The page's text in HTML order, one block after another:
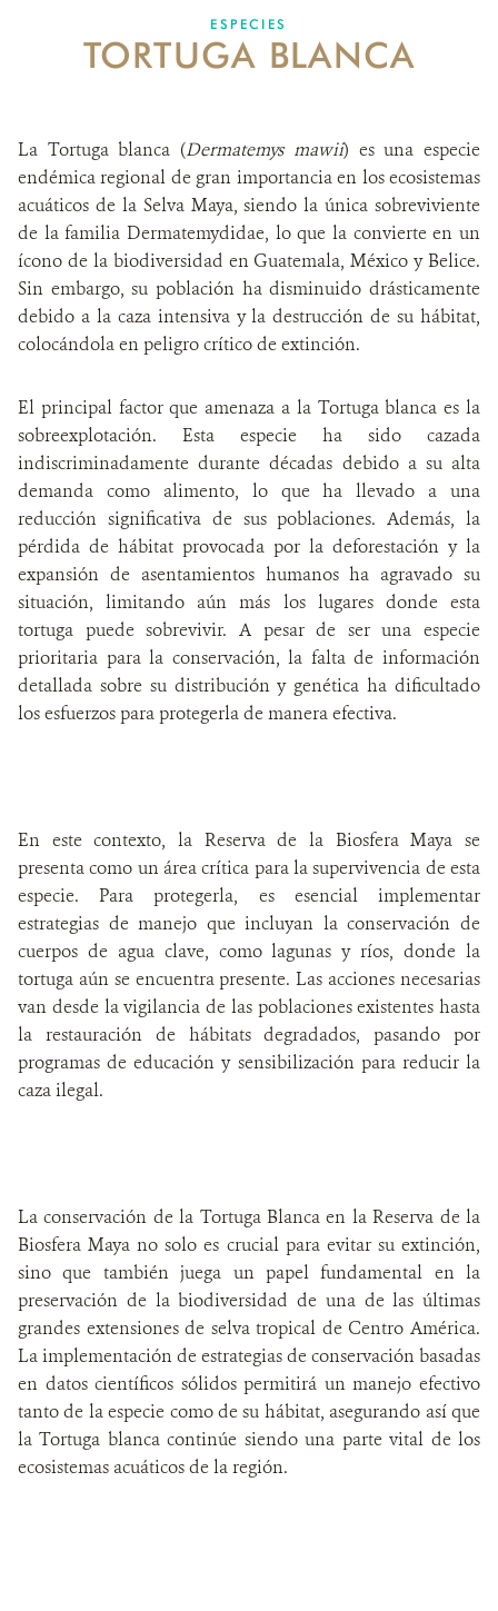
SOBRE NOSOTROS
DONA
ESPECIES
TORTUGA BLANCA
La Tortuga blanca (Dermatemys mawii) es una especie
endémica regional de gran importancia en los ecosistemas
acuáticos de la Selva Maya, siendo la única sobreviviente
de la familia Dermatemydidae, lo que la convierte en un
ícono de la biodiversidad en Guatemala, México y Belice.
Sin embargo, su población ha disminuido drásticamente
debido a la caza intensiva y la destrucción de su hábitat,
colocándola en peligro crítico de extinción.
El principal factor que amenaza a la Tortuga blanca es la
sobreexplotación. Esta especie ha sido cazada
indiscriminadamente durante décadas debido a su alta
demanda como alimento, lo que ha llevado a una
reducción significativa de sus poblaciones. Además, la
pérdida de hábitat provocada por la deforestación y la
expansión de asentamientos humanos ha agravado su
situación, limitando aún más los lugares donde esta
tortuga puede sobrevivir. A pesar de ser una especie
prioritaria para la conservación, la falta de información
detallada sobre su distribución y genética ha dificultado
los esfuerzos para protegerla de manera efectiva.
En este contexto, la Reserva de la Biosfera Maya se
presenta como un área crítica para la supervivencia de esta
especie. Para protegerla, es esencial implementar
estrategias de manejo que incluyan la conservación de
cuerpos de agua clave, como lagunas y ríos, donde la
tortuga aún se encuentra presente. Las acciones necesarias
van desde la vigilancia de las poblaciones existentes hasta
la restauración de hábitats degradados, pasando por
programas de educación y sensibilización para reducir la
caza ilegal.
La conservación de la Tortuga Blanca en la Reserva de la
Biosfera Maya no solo es crucial para evitar su extinción,
sino que también juega un papel fundamental en la
preservación de la biodiversidad de una de las últimas
grandes extensiones de selva tropical de Centro América.
La implementación de estrategias de conservación basadas
en datos científicos sólidos permitirá un manejo efectivo
tanto de la especie como de su hábitat, asegurando así que
la Tortuga blanca continúe siendo una parte vital de los
ecosistemas acuáticos de la región.